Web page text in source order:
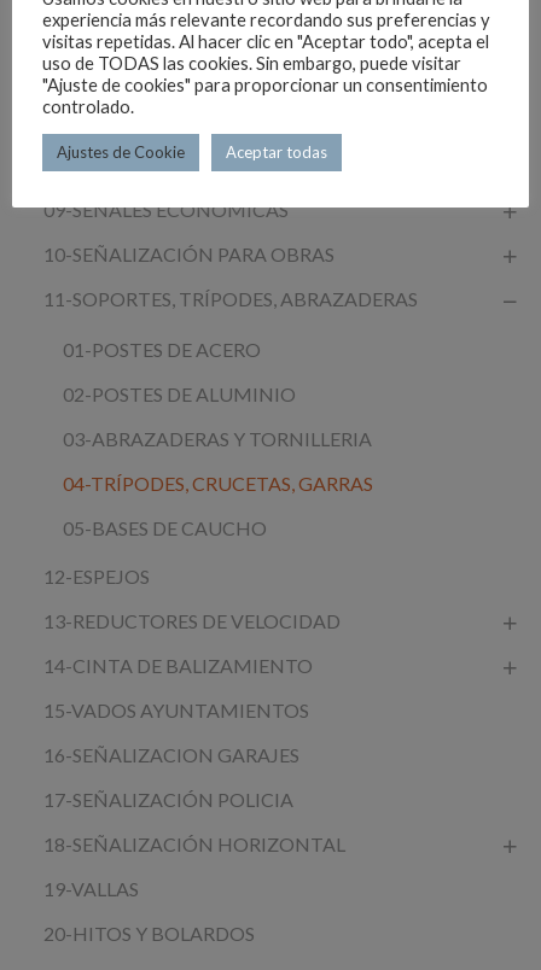
05-SEÑALES RECTANGULARES
06-SEÑALES COMPLEMENTARIAS
07-FLECHAS O PANELES
08-PANELES DIRECCIONALES
09-SEÑALES ECONÓMICAS
10-SEÑALIZACIÓN PARA OBRAS
11-SOPORTES, TRÍPODES, ABRAZADERAS
01-POSTES DE ACERO
02-POSTES DE ALUMINIO
03-ABRAZADERAS Y TORNILLERIA
04-TRÍPODES, CRUCETAS, GARRAS
05-BASES DE CAUCHO
12-ESPEJOS
13-REDUCTORES DE VELOCIDAD
14-CINTA DE BALIZAMIENTO
15-VADOS AYUNTAMIENTOS
16-SEÑALIZACION GARAJES
17-SEÑALIZACIÓN POLICIA
18-SEÑALIZACIÓN HORIZONTAL
19-VALLAS
20-HITOS Y BOLARDOS
experiencia más relevante recordando sus preferencias y
visitas repetidas. Al hacer clic en "Aceptar todo", acepta el
uso de TODAS las cookies. Sin embargo, puede visitar
"Ajuste de cookies" para proporcionar un consentimiento
controlado.
Ajustes de Cookie Aceptar todas